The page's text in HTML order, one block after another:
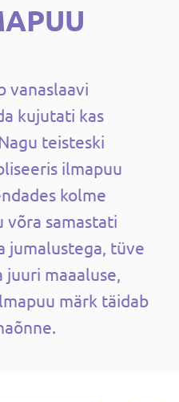
vanaslaavi
kujutati kas
teisteski
ilmapuu
kolme
võra samastati
jumalustega, tüve
maaaluse,
märk täidab